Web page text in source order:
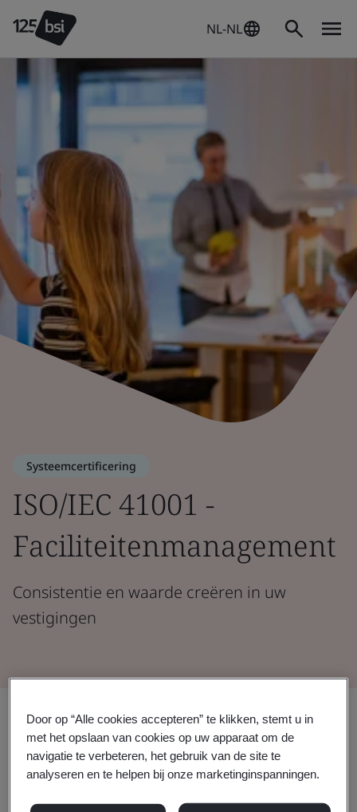
NL-NL
Systeemcertificering
ISO/IEC 41001 -
Faciliteitenmanagement
Consistentie en waarde creëren in uw
vestigingen
Faciliteitenmanagement is een
geweldige manier om waarde aan
uw bedrijf te leveren door te zorgen
Door op “Alle cookies accepteren” te klikken, stemt u in
met het opslaan van cookies op uw apparaat om de
navigatie te verbeteren, het gebruik van de site te
analyseren en te helpen bij onze marketinginspanningen.